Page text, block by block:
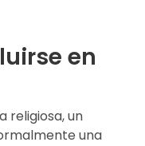
en
religiosa, un
una